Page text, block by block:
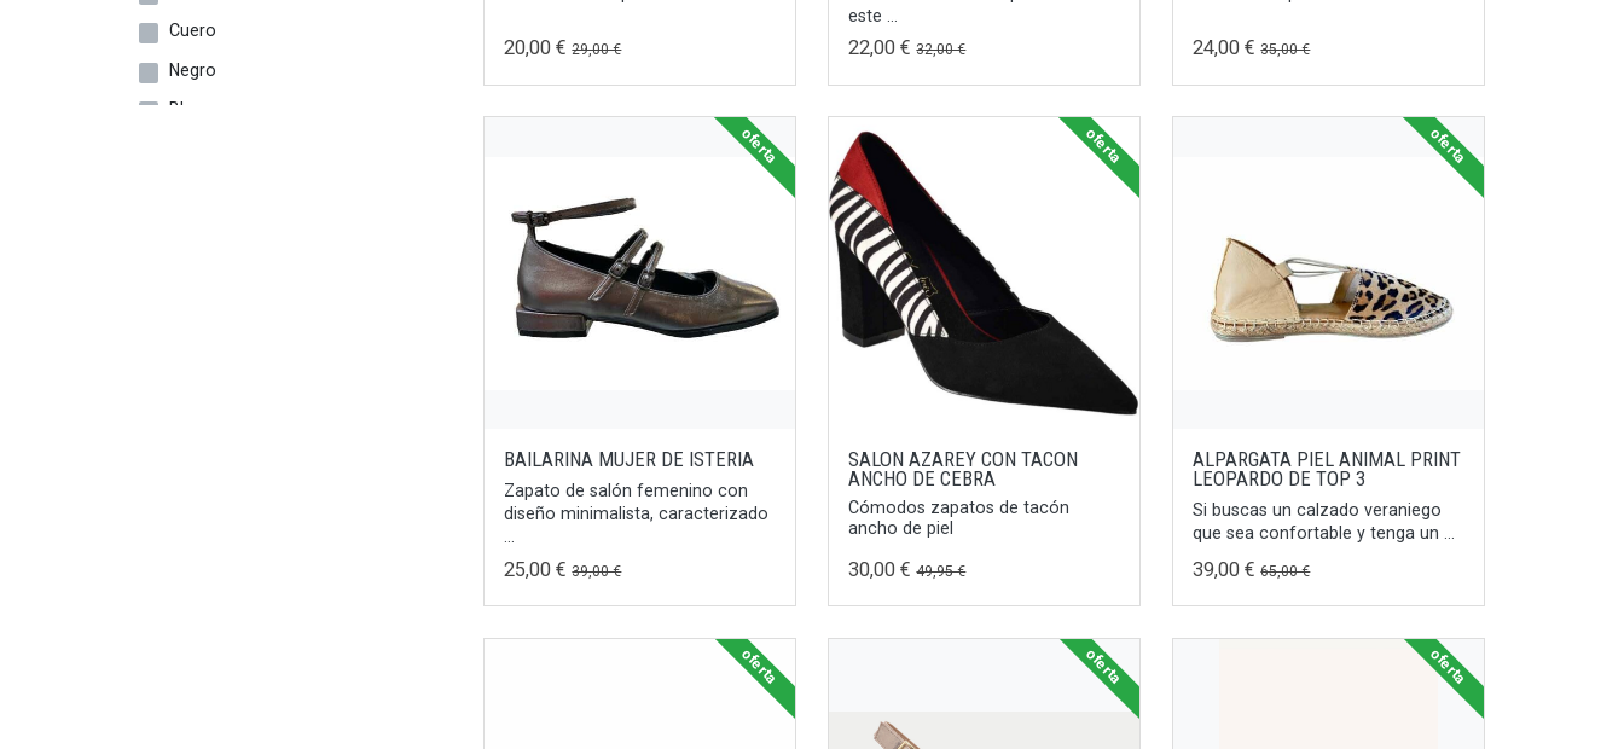
Cuero
Negro
Blanco
20,00 €29,00 €
este ...
22,00 €32,00 € 24,00 €35,00 €
BAILARINA MUJER DE ISTERIA
Zapato de salón femenino con
diseño minimalista, caracterizado
...
25,00 €39,00 €
oferta
SALON AZAREY CON TACON
ANCHO DE CEBRA
Cómodos zapatos de tacón
ancho de piel
30,00 €49,95 €
oferta
ALPARGATA PIEL ANIMAL PRINT
LEOPARDO DE TOP 3
Si buscas un calzado veraniego
que sea confortable y tenga un ...
39,00 €65,00 €
oferta
oferta oferta oferta